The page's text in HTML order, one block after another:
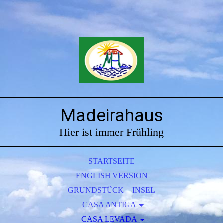
Madeirahaus
Hier ist immer Frühling
STARTSEITE
ENGLISH VERSION
GRUNDSTÜCK + INSEL
CASA ANTIGA
GRUNDRISS ANTIGA
CASA LEVADA